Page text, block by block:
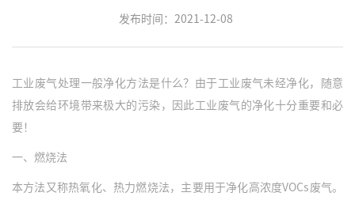
发布时间：2021-12-08
工业废气处理一般净化方法是什么？由于工业废气未经净化，随意
排放会给环境带来极大的污染，因此工业废气的净化十分重要和必
要！
一、燃烧法
本方法又称热氧化、热力燃烧法，主要用于净化高浓度VOCs废气。